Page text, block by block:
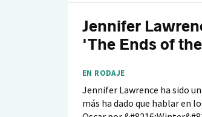
Jennifer
'The Ends of
EN RODAJE
Jennifer Lawrence ha sido
más ha dado que hablar en